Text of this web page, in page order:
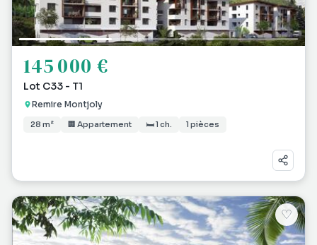
145 000 €
Lot C33 - T1
Remire Montjoly
28 m² 🏢 Appartement 🛏 1 ch. 1 pièces
♡